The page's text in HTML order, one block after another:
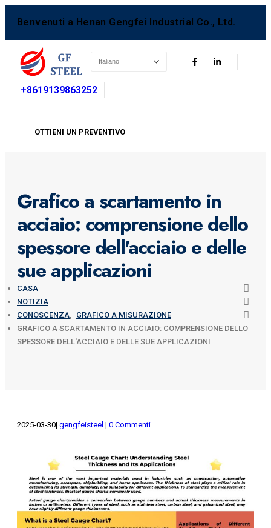
Benvenuti a Henan Gengfei Industrial Co., Ltd.
+8619139863252
OTTIENI UN PREVENTIVO
Grafico a scartamento in
acciaio: comprensione dello
spessore dell'acciaio e delle
sue applicazioni
CASA
NOTIZIA
CONOSCENZA
GRAFICO A MISURAZIONE
GRAFICO A SCARTAMENTO IN ACCIAIO: COMPRENSIONE DELLO
SPESSORE DELL'ACCIAIO E DELLE SUE APPLICAZIONI
2025-03-30 gengfeisteel 0 Commenti